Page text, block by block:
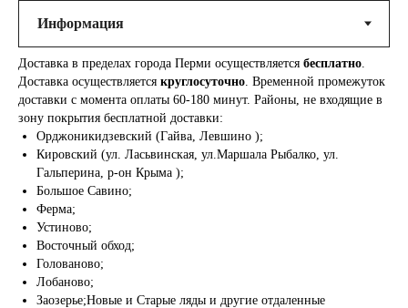
Доставка в пределах города Перми осуществляется бесплатно.
Доставка осуществляется круглосуточно. Временной промежуток
доставки с момента оплаты 60-180 минут. Районы, не входящие в
зону покрытия бесплатной доставки:
Орджоникидзевский (Гайва, Левшино );
Кировский (ул. Ласьвинская, ул.Маршала Рыбалко, ул.
Гальперина, р-он Крыма );
Большое Савино;
Ферма;
Устиново;
Восточный обход;
Голованово;
Лобаново;
Заозерье;Новые и Старые ляды и другие отдаленные